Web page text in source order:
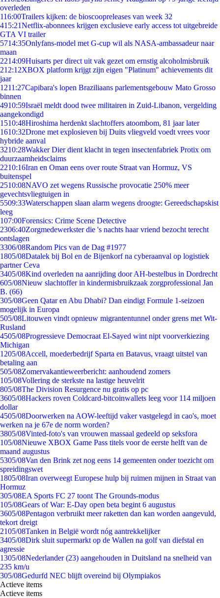
overleden
116:00Trailers kijken: de bioscoopreleases van week 32
415:21Netflix-abonnees krijgen exclusieve early access tot uitgebreide
GTA VI trailer
5714:35Onlyfans-model met G-cup wil als NASA-ambassadeur naar
maan
2214:09Huisarts per direct uit vak gezet om ernstig alcoholmisbruik
212:12XBOX platform krijgt zijn eigen "Platinum" achievements dit
jaar
1211:27Capibara's lopen Braziliaans parlementsgebouw Mato Grosso
binnen
4910:59Israël meldt dood twee militairen in Zuid-Libanon, vergelding
aangekondigd
1510:48Hiroshima herdenkt slachtoffers atoombom, 81 jaar later
1610:32Drone met explosieven bij Duits vliegveld voedt vrees voor
hybride aanval
3210:28Wakker Dier dient klacht in tegen insectenfabriek Protix om
duurzaamheidsclaims
2210:16Iran en Oman eens over route Straat van Hormuz, VS
buitenspel
2510:08NAVO zet wegens Russische provocatie 250% meer
gevechtsvliegtuigen in
5509:33Waterschappen slaan alarm wegens droogte: Gereedschapskist
leeg
107:00Forensics: Crime Scene Detective
2306:40Zorgmedewerkster die 's nachts haar vriend bezocht terecht
ontslagen
3306/08Random Pics van de Dag #1977
1805/08Datalek bij Bol en de Bijenkorf na cyberaanval op logistiek
partner Ceva
3405/08Kind overleden na aanrijding door AH-bestelbus in Dordrecht
605/08Nieuw slachtoffer in kindermisbruikzaak zorgprofessional Jan
B. (66)
305/08Geen Qatar en Abu Dhabi? Dan eindigt Formule 1-seizoen
mogelijk in Europa
505/08Litouwen vindt opnieuw migrantentunnel onder grens met Wit-
Rusland
4505/08Progressieve Democraat El-Sayed wint nipt voorverkiezing
Michigan
1205/08Accell, moederbedrijf Sparta en Batavus, vraagt uitstel van
betaling aan
505/08Zomervakantieweerbericht: aanhoudend zomers
105/08Vollering de sterkste na lastige heuvelrit
805/08The Division Resurgence nu gratis op pc
3605/08Hackers roven Coldcard-bitcoinwallets leeg voor 114 miljoen
dollar
4505/08Doorwerken na AOW-leeftijd vaker vastgelegd in cao's, moet
werken na je 67e de norm worden?
3805/08Vinted-foto's van vrouwen massaal gedeeld op seksfora
105/08Nieuwe XBOX Game Pass titels voor de eerste helft van de
maand augustus
5305/08Van den Brink zet nog eens 14 gemeenten onder toezicht om
spreidingswet
1805/08Iran overweegt Europese hulp bij ruimen mijnen in Straat van
Hormuz
305/08EA Sports FC 27 toont The Grounds-modus
105/08Gears of War: E-Day open beta begint 6 augustus
3605/08Pentagon verbruikt meer raketten dan kan worden aangevuld,
tekort dreigt
2105/08Tanken in België wordt nóg aantrekkelijker
3405/08Dirk sluit supermarkt op de Wallen na golf van diefstal en
agressie
1305/08Nederlander (23) aangehouden in Duitsland na snelheid van
235 km/u
305/08Gedurfd NEC blijft overeind bij Olympiakos
Actieve items
Actieve items